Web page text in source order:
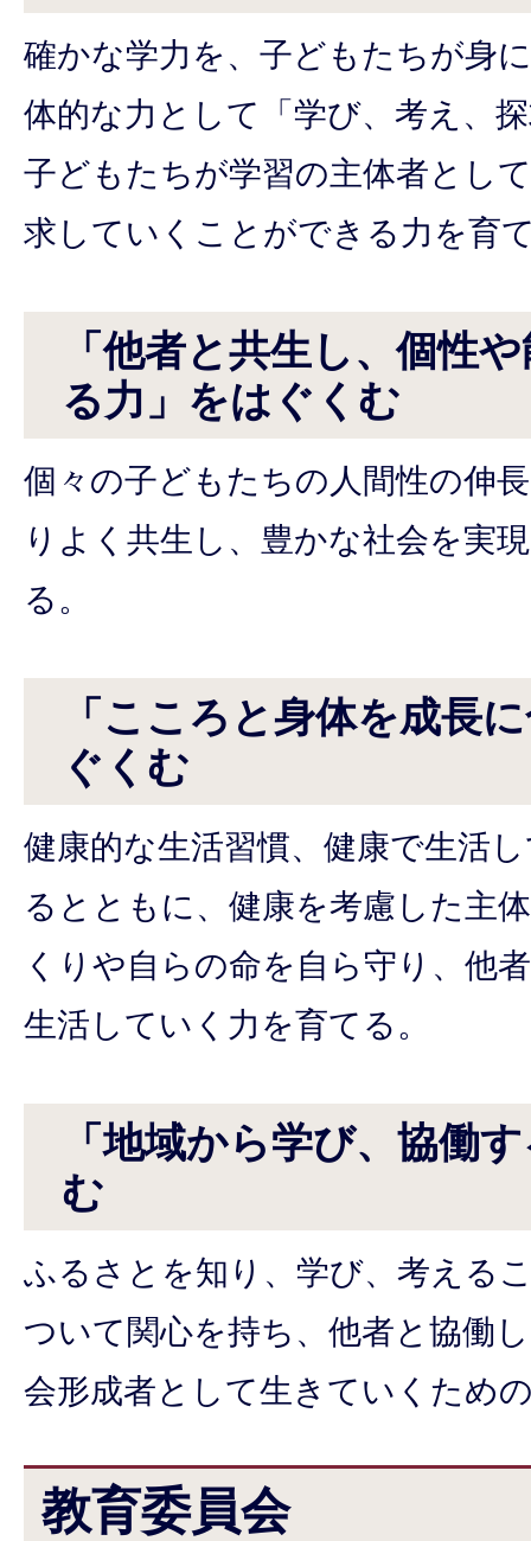
確かな学力を、子どもたちが身
体的な力として「学び、考え、
子どもたちが学習の主体者とし
求していくことができる力を育
「他者と共生し、個性
る力」をはぐくむ
個々の子どもたちの人間性の伸
りよく共生し、豊かな社会を実
る。
「こころと身体を成長
ぐくむ
健康的な生活習慣、健康で生活
るとともに、健康を考慮した主
くりや自らの命を自ら守り、他
生活していく力を育てる。
「地域から学び、協働
む
ふるさとを知り、学び、考える
ついて関心を持ち、他者と協働
会形成者として生きていくため
教育委員会